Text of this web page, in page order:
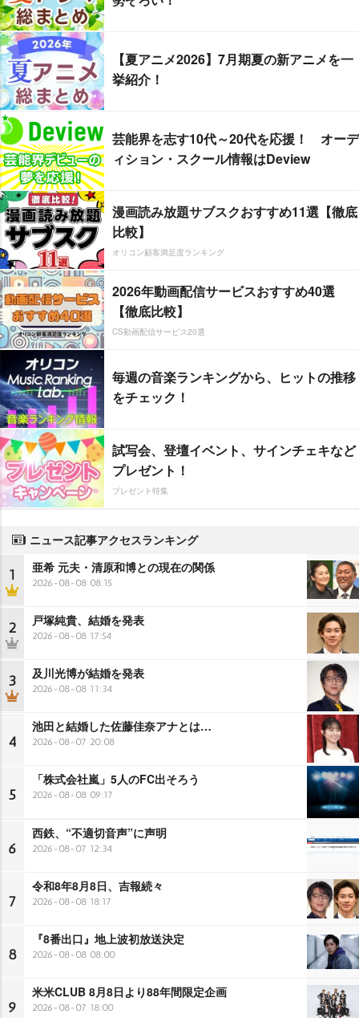
【夏アニメ2026】7月期夏の新アニメを一
挙紹介！
芸能界を志す10代～20代を応援！ オーデ
ィション・スクール情報はDeview
漫画読み放題サブスクおすすめ11選【徹底
比較】
オリコン顧客満足度ランキング
2026年動画配信サービスおすすめ40選
【徹底比較】
CS動画配信サービス20選
毎週の音楽ランキングから、ヒットの推移
をチェック！
試写会、登壇イベント、サインチェキなど
プレゼント！
プレゼント特集
ニュース記事アクセスランキング
1 亜希 元夫・清原和博との現在の関係
2026-08-08 08:15
2 戸塚純貴、結婚を発表
2026-08-08 17:54
3 及川光博が結婚を発表
2026-08-08 11:34
4
池田と結婚した佐藤佳奈アナとは…
2026-08-07 20:08
5
「株式会社嵐」5人のFC出そろう
2026-08-08 09:17
6
西鉄、“不適切音声”に声明
2026-08-07 12:34
7
令和8年8月8日、吉報続々
2026-08-08 18:17
8
『8番出口』地上波初放送決定
2026-08-08 08:00
9
米米CLUB 8月8日より88年間限定企画
2026-08-07 18:00